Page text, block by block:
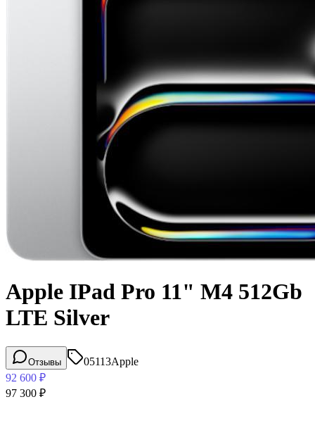
Apple IPad Pro 11" M4 512Gb
LTE Silver
Отзывы 05113Apple
92 600 ₽
97 300 ₽